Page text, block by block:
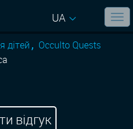
UA
дітей
Occulto Quests
відгук